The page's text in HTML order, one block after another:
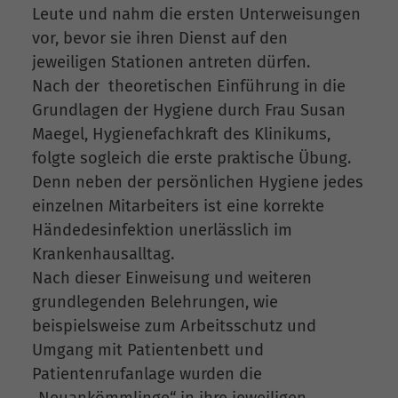
Leute und nahm die ersten Unterweisungen
vor, bevor sie ihren Dienst auf den
jeweiligen Stationen antreten dürfen.
Nach der theoretischen Einführung in die
Grundlagen der Hygiene durch Frau Susan
Maegel, Hygienefachkraft des Klinikums,
folgte sogleich die erste praktische Übung.
Denn neben der persönlichen Hygiene jedes
einzelnen Mitarbeiters ist eine korrekte
Händedesinfektion unerlässlich im
Krankenhausalltag.
Nach dieser Einweisung und weiteren
grundlegenden Belehrungen, wie
beispielsweise zum Arbeitsschutz und
Umgang mit Patientenbett und
Patientenrufanlage wurden die